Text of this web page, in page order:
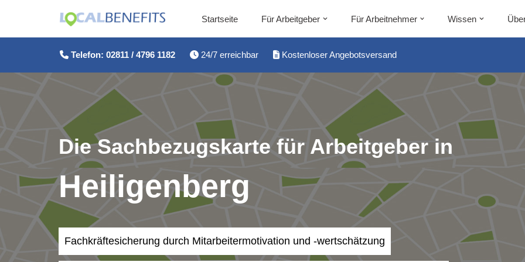
Startseite Für Arbeitgeber Für Arbeitnehmer Wissen
Telefon: 02811 / 4796 1182 24/7 erreichbar Kostenloser Angebotsversand
Die Sachbezugskarte für Arbeitgeber in
Heiligenberg
Fachkräftesicherung durch Mitarbeitermotivation und -wertschätzung